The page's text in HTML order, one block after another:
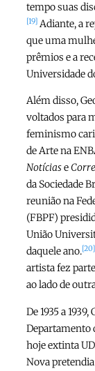
tempo suas
[19] Adiante, a
que uma
prêmios e a
Universidade
Além disso,
voltados para
feminismo
de Arte na
Notíciase
da Sociedade
reunião na
(FBPF)
União
daquele ano.[20]
artista fez
ao lado de
De 1935 a
Departamento
hoje extinta
Nova